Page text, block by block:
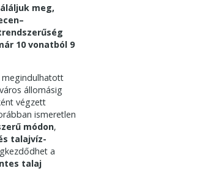
meg,
10 vonatból 9
megindulhatott
állomásig
végzett
ismeretlen
módon,
talajvíz-
a
talaj